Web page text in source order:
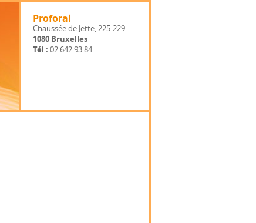
Proforal
Chaussée de Jette, 225-229
1080 Bruxelles
Tél : 02 642 93 84